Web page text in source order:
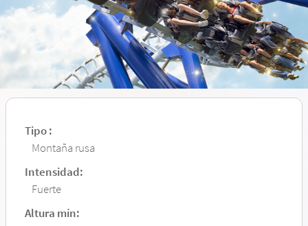
Tipo :
Montaña rusa
Intensidad:
Fuerte
Altura mín: